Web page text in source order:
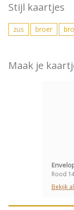
Stijl kaartjes
zus broer
Maak je
Rood
Bekijk